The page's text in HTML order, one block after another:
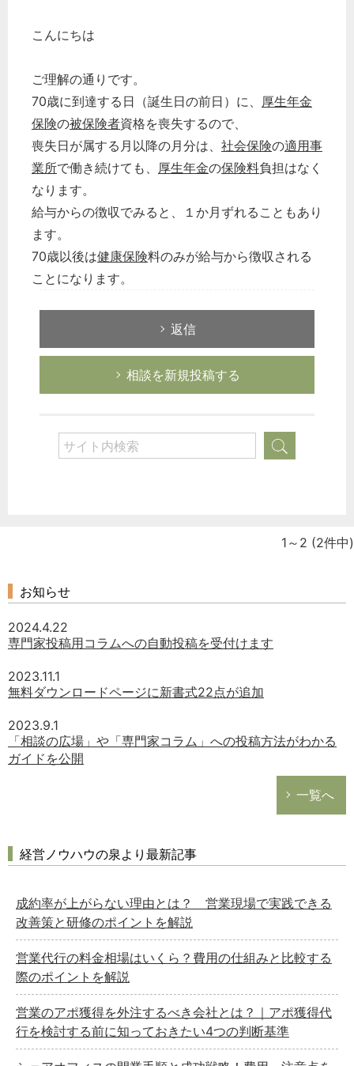
こんにちは
ご理解の通りです。
70歳に到達する日（誕生日の前日）に、 厚生年金
保険の被保険者資格を喪失するので、
喪失日が属する月以降の月分は、 社会保険の適用事
業所で働き続けても、 厚生年金の保険料負担はなく
なります。
給与からの徴収でみると、１か月ずれることもあり
ます。
70歳以後は健康保険料のみが給与から徴収される
ことになります。
返信
相談を新規投稿する
どのカテゴリーに投稿しますか？
1～2 (2件中)
お知らせ
2024.4.22
専門家投稿用コラムへの自動投稿を受付けます
2023.11.1
無料ダウンロードページに新書式22点が追加
2023.9.1
「相談の広場」や「専門家コラム」への投稿方法がわかる
ガイドを公開
一覧へ
経営ノウハウの泉より最新記事
成約率が上がらない理由とは？ 営業現場で実践できる
改善策と研修のポイントを解説
営業代行の料金相場はいくら？費用の仕組みと比較する
際のポイントを解説
営業のアポ獲得を外注するべき会社とは？｜アポ獲得代
行を検討する前に知っておきたい4つの判断基準